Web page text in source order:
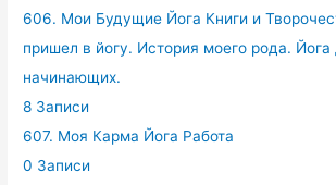
606. Мои Будущие Йога Книги и
пришел в йогу. История моего рода. Йога
начинающих.
8 Записи
607. Моя Карма Йога Работа
0 Записи